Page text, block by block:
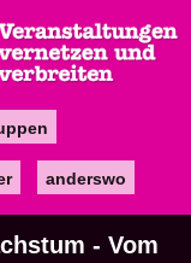
anderswo
- Vom